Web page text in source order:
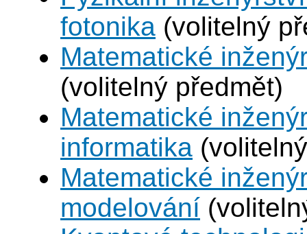
fotonika (volitelný
Matematické
(volitelný předmět)
Matematické
informatika
Matematické
modelování